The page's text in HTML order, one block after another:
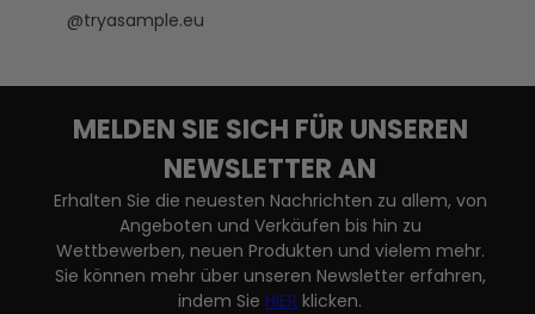
@tryasample.eu
MELDEN SIE SICH FÜR UNSEREN
NEWSLETTER AN
Erhalten Sie die neuesten Nachrichten zu allem, von
Angeboten und Verkäufen bis hin zu
Wettbewerben, neuen Produkten und vielem mehr.
Sie können mehr über unseren Newsletter erfahren,
indem SieHIER klicken.